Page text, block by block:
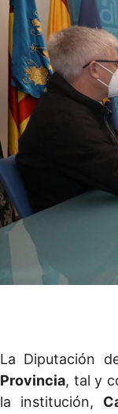
La Diputación
Provincia, tal y
la institución,